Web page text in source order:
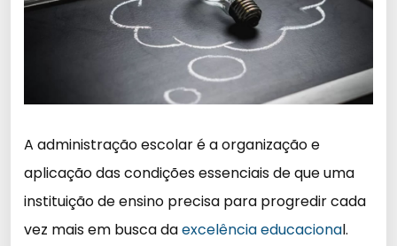
A administração escolar é a organização e
aplicação das condições essenciais de que uma
instituição de ensino precisa para progredir cada
vez mais em busca daexcelência educacional.